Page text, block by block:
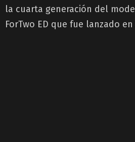
la cuarta generación del
ForTwo ED que fue lanzado en